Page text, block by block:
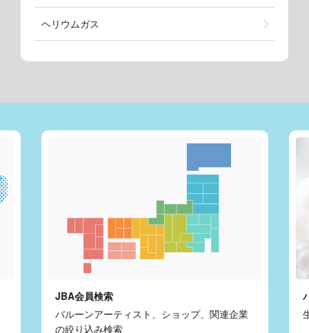
ヘリウムガス
JBA会員検索
バルーンアーティスト、ショップ、関連企業
の絞り込み検索